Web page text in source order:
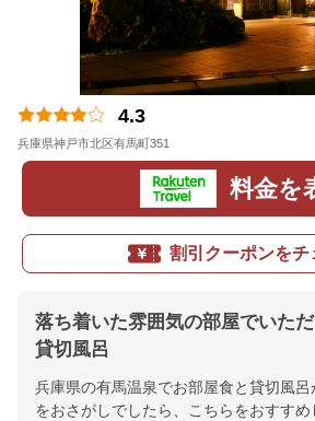
4.3
兵庫県神戸市北区有馬町351
料金を
割引クーポンをチ
落ち着いた雰囲気の部屋でいた
貸切風呂
兵庫県の有馬温泉でお部屋食と貸切風
をおさがしでしたら、こちらをおすす